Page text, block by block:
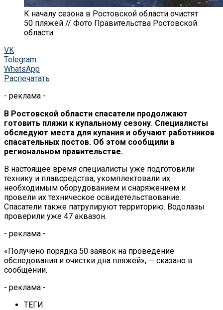
К началу сезона в Ростовской области очистят
50 пляжей // Фото Правительства Ростовской
области
VK
Telegram
WhatsApp
Распечатать
- реклама -
В Ростовской области спасатели продолжают
готовить пляжи к купальному сезону. Специалисты
обследуют места для купания и обучают работников
спасательных постов. Об этом сообщили в
региональном правительстве.
В настоящее время специалисты уже подготовили
технику и плавсредства, укомплектовали их
необходимым оборудованием и снаряжением и
провели их техническое освидетельствование.
Спасатели также патрулируют территорию. Водолазы
проверили уже 47 аквазон.
- реклама -
«Получено порядка 50 заявок на проведение
обследования и очистки дна пляжей», — сказано в
сообщении.
- реклама -
ТЕГИ